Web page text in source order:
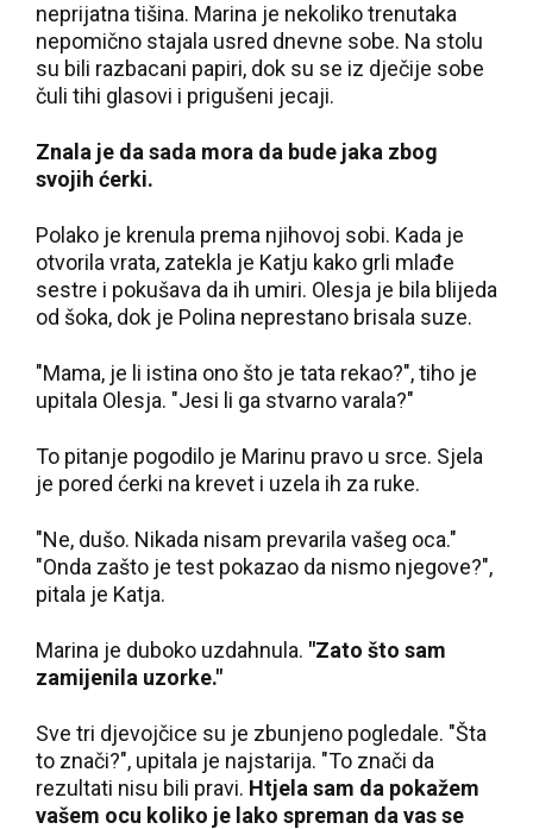
neprijatna tišina. Marina je nekoliko trenutaka
nepomično stajala usred dnevne sobe. Na stolu
su bili razbacani papiri, dok su se iz dječije sobe
čuli tihi glasovi i prigušeni jecaji.
Znala je da sada mora da bude jaka zbog
svojih ćerki.
Polako je krenula prema njihovoj sobi. Kada je
otvorila vrata, zatekla je Katju kako grli mlađe
sestre i pokušava da ih umiri. Olesja je bila blijeda
od šoka, dok je Polina neprestano brisala suze.
"Mama, je li istina ono što je tata rekao?", tiho je
upitala Olesja. "Jesi li ga stvarno varala?"
To pitanje pogodilo je Marinu pravo u srce. Sjela
je pored ćerki na krevet i uzela ih za ruke.
"Ne, dušo. Nikada nisam prevarila vašeg oca."
"Onda zašto je test pokazao da nismo njegove?",
pitala je Katja.
Marina je duboko uzdahnula. "Zato što sam
zamijenila uzorke."
Sve tri djevojčice su je zbunjeno pogledale. "Šta
to znači?", upitala je najstarija. "To znači da
rezultati nisu bili pravi. Htjela sam da pokažem
vašem ocu koliko je lako spreman da vas se